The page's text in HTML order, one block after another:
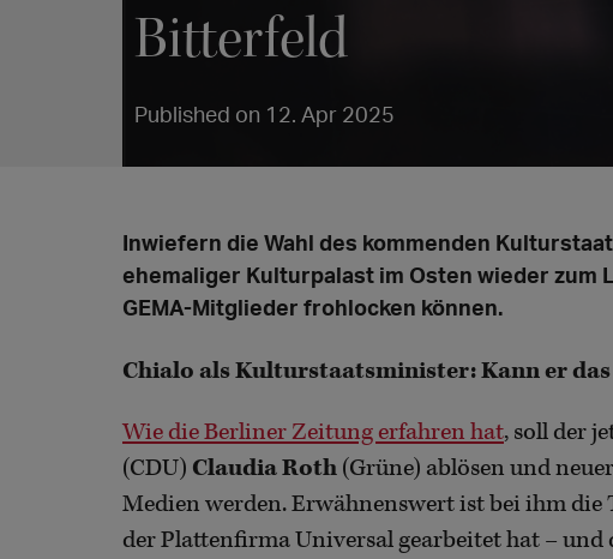
Bitterfeld
Published on 12. Apr 2025
Inwiefern die Wahl des kommenden
ehemaliger Kulturpalast im Osten wieder zum
GEMA-Mitglieder frohlocken können.
Chialo als Kulturstaatsminister: Kann er
Wie die Berliner Zeitung erfahren hat, soll der
(CDU) Claudia Roth (Grüne) ablösen und
Medien werden. Erwähnenswert ist bei ihm die
der Plattenfirma Universal gearbeitet hat – und